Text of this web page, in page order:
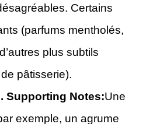
Certains
(parfums mentholés,
plus subtils
pâtisserie).
Supporting Notes:Une
exemple, un agrume